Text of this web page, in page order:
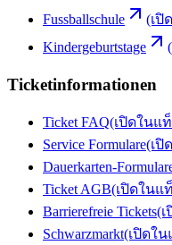
Fussballschule
(เปิ
Kindergeburtstage
Ticketinformationen
Ticket FAQ(เปิดในแ
Service Formulare(เปิ
Dauerkarten-
Ticket AGB(เปิดในแ
Barrierefreie Tickets(
Schwarzmarkt(เปิดใ